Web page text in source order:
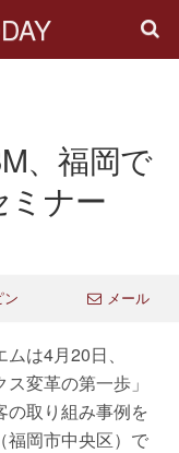
、福岡で
ミナー
ン メール
は4月20日、
変革の第一歩」
の取り組み事例を
福岡市中央区）で